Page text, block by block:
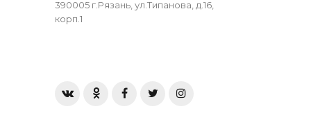
390005 г.Рязань, ул.Типанова, д.16,
корп.1